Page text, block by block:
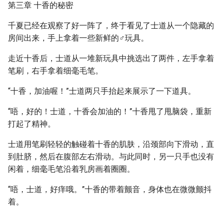
第三章 十香的秘密
千夏已经在观察了好一阵了，终于看见了士道从一个隐藏的
房间出来，手上拿着一些新鲜的♂玩具。
走近十香后，士道从一堆新玩具中挑选出了两件，左手拿着
笔刷，右手拿着细毫毛笔。
“十香，加油喔！”士道两只手抬起来展示了一下道具。
“唔，好的！士道，十香会加油的！”十香甩了甩脑袋，重新
打起了精神。
士道用笔刷轻轻的触碰着十香的肌肤，沿颈部向下滑动，直
到肚脐，然后在腹部左右滑动。与此同时，另一只手也没有
闲着，细毫毛笔沿着乳房画着圈圈。
“唔，士道，好痒哦。”十香的带着颤音，身体也在微微颤抖
着。